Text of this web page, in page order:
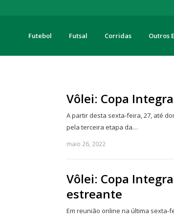
Futebol Futsal Corridas Outros
Vôlei: Copa
A partir desta sexta-feira, 27, até
pela terceira etapa da…
maio 26, 2022
Vôlei: Copa
estreante
Em reunião online na última sexta-